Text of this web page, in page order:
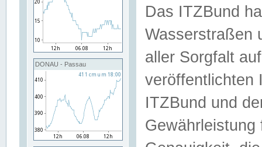
DONAU - Passau
Das ITZBund
Wasserstraßen
aller Sorgfalt
veröffentlichten
ITZBund und